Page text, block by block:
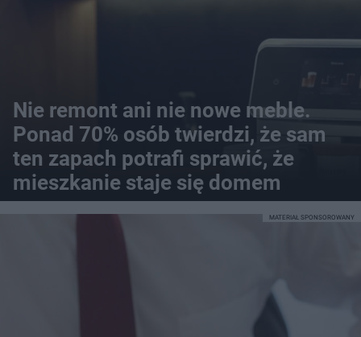
Nie remont ani nie nowe meble.
Ponad 70% osób twierdzi, że sam
ten zapach potrafi sprawić, że
mieszkanie staje się domem
MATERIAŁ SPONSOROWANY